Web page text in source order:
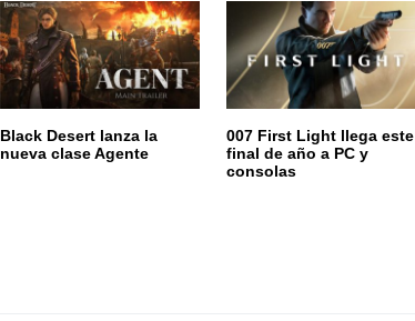
Black Desert lanza la
nueva clase Agente
007 First Light llega este
final de año a PC y
consolas